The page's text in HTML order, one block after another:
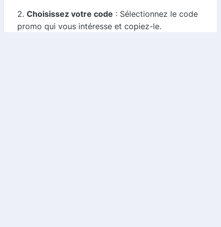
2. Choisissez votre code : Sélectionnez le code
promo qui vous intéresse et copiez-le.